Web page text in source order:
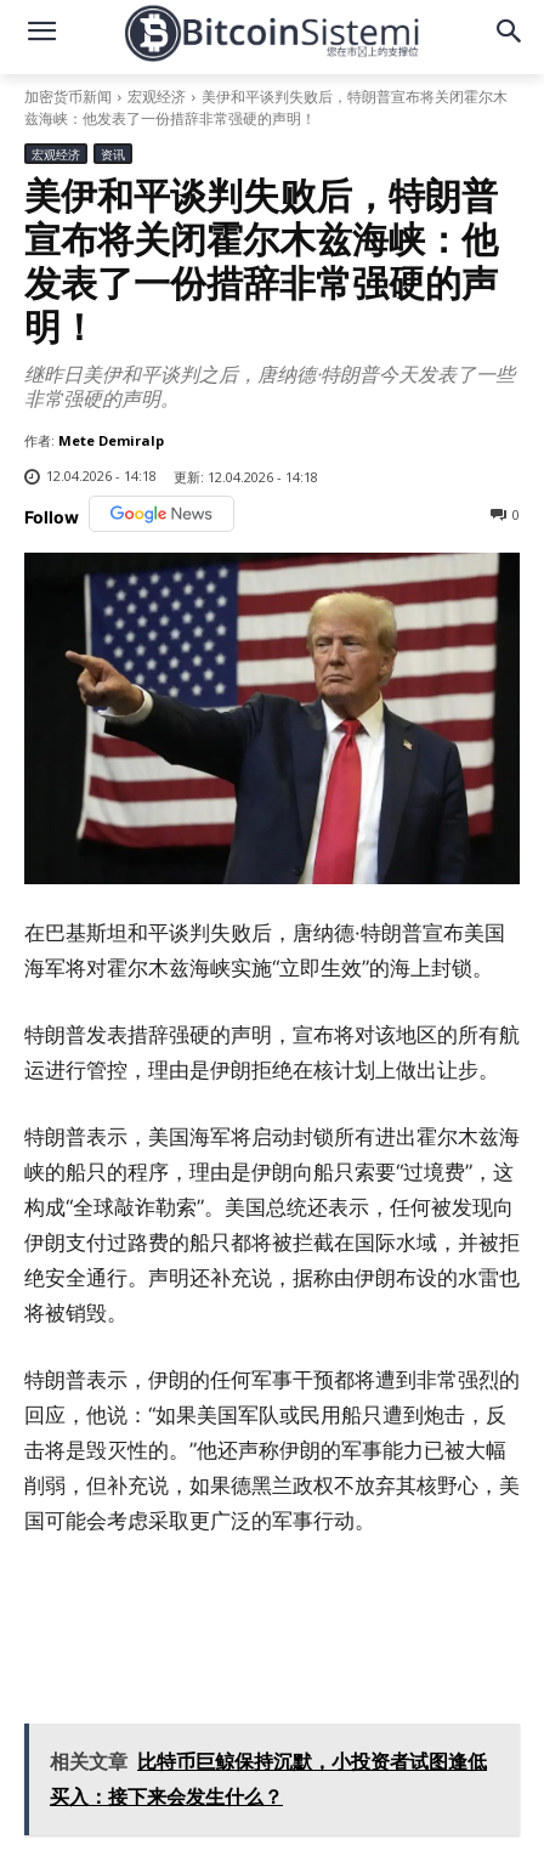
加密货币新闻 宏观经济
美伊和平谈判失败后，特朗普宣布将关闭霍尔木
兹海峡：他发表了一份措辞非常强硬的声明！
宏观经济 资讯
美伊和平谈判失败后，特朗普
宣布将关闭霍尔木兹海峡：他
发表了一份措辞非常强硬的声
明！
继昨日美伊和平谈判之后，唐纳德·特朗普今天发表了一些
非常强硬的声明。
作者: Mete Demiralp
12.04.2026 - 14:18
更新: 12.04.2026 - 14:18
Follow 0
在巴基斯坦和平谈判失败后，唐纳德·特朗普宣布美国
海军将对霍尔木兹海峡实施“立即生效”的海上封锁。
特朗普发表措辞强硬的声明，宣布将对该地区的所有航
运进行管控，理由是伊朗拒绝在核计划上做出让步。
特朗普表示，美国海军将启动封锁所有进出霍尔木兹海
峡的船只的程序，理由是伊朗向船只索要“过境费”，这
构成“全球敲诈勒索”。美国总统还表示，任何被发现向
伊朗支付过路费的船只都将被拦截在国际水域，并被拒
绝安全通行。声明还补充说，据称由伊朗布设的水雷也
将被销毁。
特朗普表示，伊朗的任何军事干预都将遭到非常强烈的
回应，他说：“如果美国军队或民用船只遭到炮击，反
击将是毁灭性的。”他还声称伊朗的军事能力已被大幅
削弱，但补充说，如果德黑兰政权不放弃其核野心，美
国可能会考虑采取更广泛的军事行动。
相关文章 比特币巨鲸保持沉默，小投资者试图逢低
买入：接下来会发生什么？